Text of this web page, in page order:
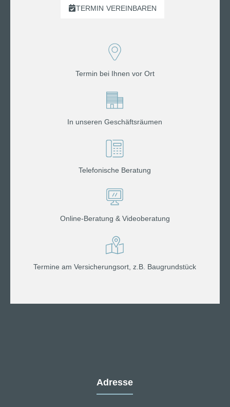
TERMIN VEREINBAREN
Termin bei Ihnen vor Ort
In unseren Geschäftsräumen
Telefonische Beratung
Online-Beratung & Videoberatung
Termine am Versicherungsort, z.B. Baugrundstück
Adresse